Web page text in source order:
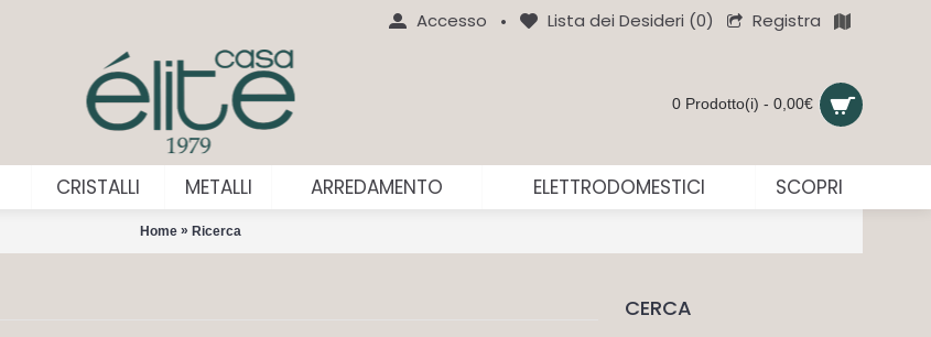
Accesso • Lista dei Desideri (0) Registra
0 Prodotto(i) - 0,00€
CRISTALLI METALLI ARREDAMENTO ELETTRODOMESTICI SCOPRI
Home » Ricerca
CERCA